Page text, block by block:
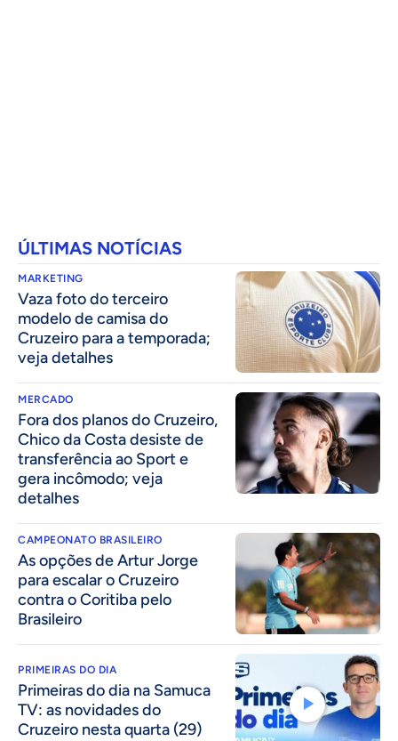
ÚLTIMAS NOTÍCIAS
MARKETING
Vaza foto do terceiro
modelo de camisa do
Cruzeiro para a temporada;
veja detalhes
MERCADO
Fora dos planos do Cruzeiro,
Chico da Costa desiste de
transferência ao Sport e
gera incômodo; veja
detalhes
CAMPEONATO BRASILEIRO
As opções de Artur Jorge
para escalar o Cruzeiro
contra o Coritiba pelo
Brasileiro
PRIMEIRAS DO DIA
Primeiras do dia na Samuca
TV: as novidades do
Cruzeiro nesta quarta (29)